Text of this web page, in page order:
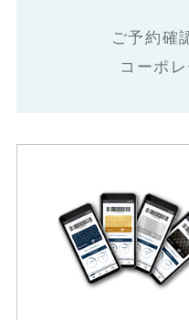
ご予約確
コーポ